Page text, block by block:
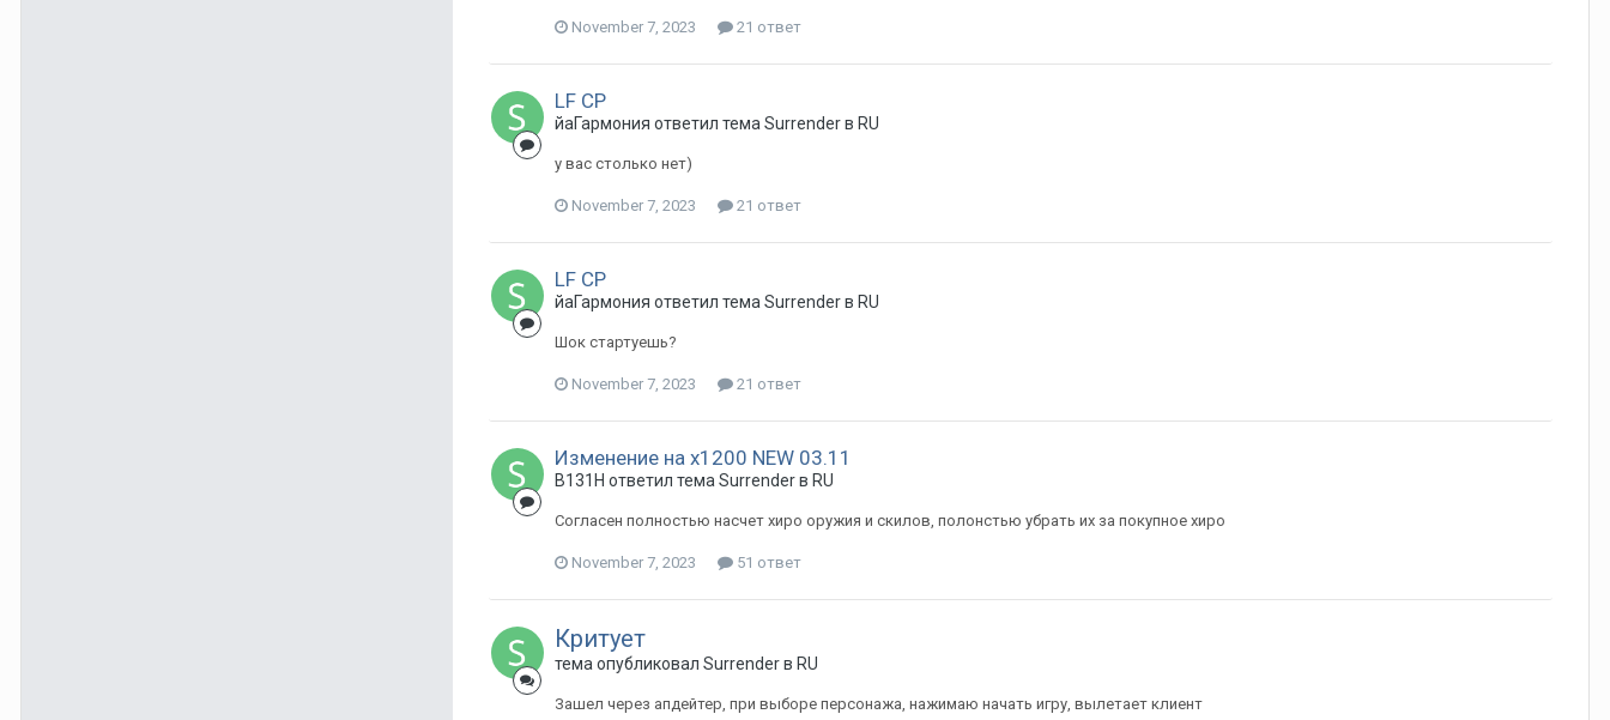
November 7, 2023 21 ответ
LF CP
йаГармония ответил тема Surrender в RU
у вас столько нет)
November 7, 2023 21 ответ
LF CP
йаГармония ответил тема Surrender в RU
Шок стартуешь?
November 7, 2023 21 ответ
Изменение на х1200 NEW 03.11
B131H ответил тема Surrender в RU
Согласен полностью насчет хиро оружия и скилов, полонстью убрать их за покупное хиро
November 7, 2023 51 ответ
Критует
тема опубликовал Surrender в RU
Зашел через апдейтер, при выборе персонажа, нажимаю начать игру, вылетает клиент